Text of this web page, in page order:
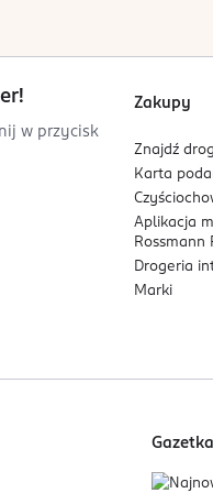
w przycisk
Zakupy
Znajdź
Karta
Aplikacja
Rossmann
Drogeria
Marki
Gazetka